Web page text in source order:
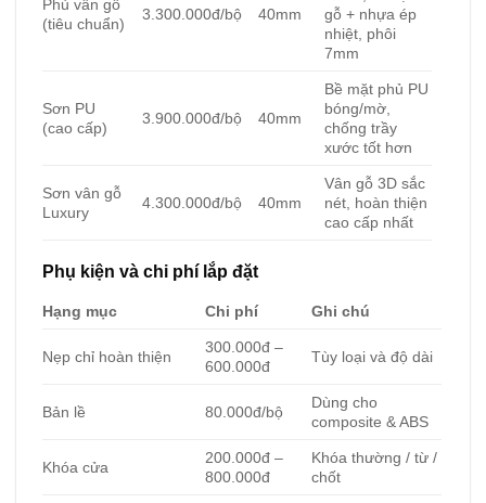
Phủ vân gỗ
(tiêu chuẩn)
3.300.000đ/bộ 40mm
gỗ + nhựa ép
nhiệt, phôi
7mm
Sơn PU
(cao cấp)
3.900.000đ/bộ 40mm
Bề mặt phủ PU
bóng/mờ,
chống trầy
xước tốt hơn
Sơn vân gỗ
Luxury
4.300.000đ/bộ 40mm
Vân gỗ 3D sắc
nét, hoàn thiện
cao cấp nhất
Phụ kiện và chi phí lắp đặt
Hạng mục Chi phí Ghi chú
Nẹp chỉ hoàn thiện
300.000đ –
600.000đ
Tùy loại và độ dài
Bản lề 80.000đ/bộ
Dùng cho
composite & ABS
Khóa cửa
200.000đ –
800.000đ
Khóa thường / từ /
chốt